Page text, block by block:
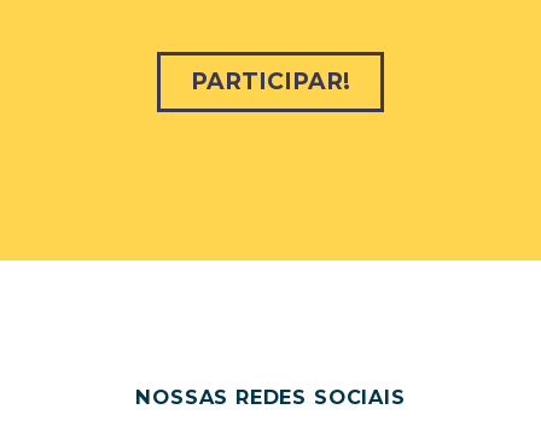
PARTICIPAR!
NOSSAS REDES SOCIAIS